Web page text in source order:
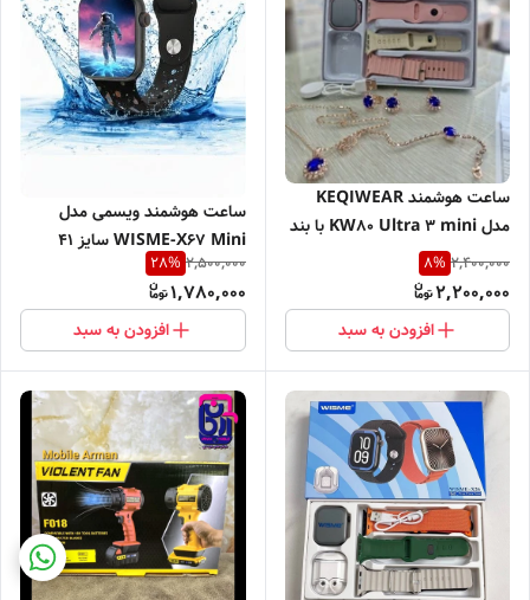
ساعت هوشمند KEQIWEAR
مدل KW80 Ultra 3 mini با بند
سیلیکونی
2,400,000
8%
2,200,000
افزودن به سبد
ساعت هوشمند ویسمی مدل
WISME-X67 Mini سایز ۴۱
میلی‌متری
2,500,000
28%
1,780,000
افزودن به سبد